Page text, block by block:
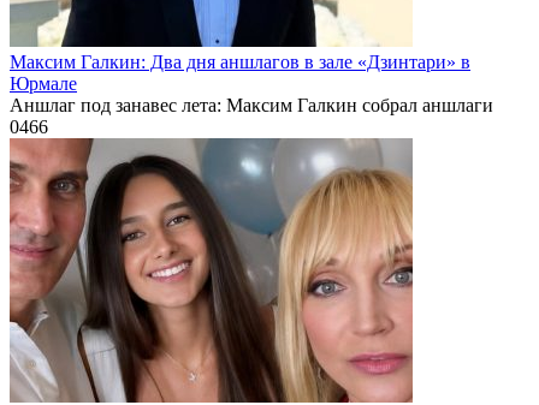
Максим Галкин: Два дня аншлагов в зале «Дзинтари» в
Юрмале
Аншлаг под занавес лета: Максим Галкин собрал аншлаги
0466